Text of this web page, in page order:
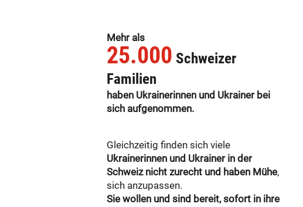
Mehr als
25.000 Schweizer
Familien
haben Ukrainerinnen und Ukrainer bei
sich aufgenommen.
Gleichzeitig finden sich viele
Ukrainerinnen und Ukrainer in der
Schweiz nicht zurecht und haben Mühe,
sich anzupassen.
Sie wollen und sind bereit, sofort in ihre